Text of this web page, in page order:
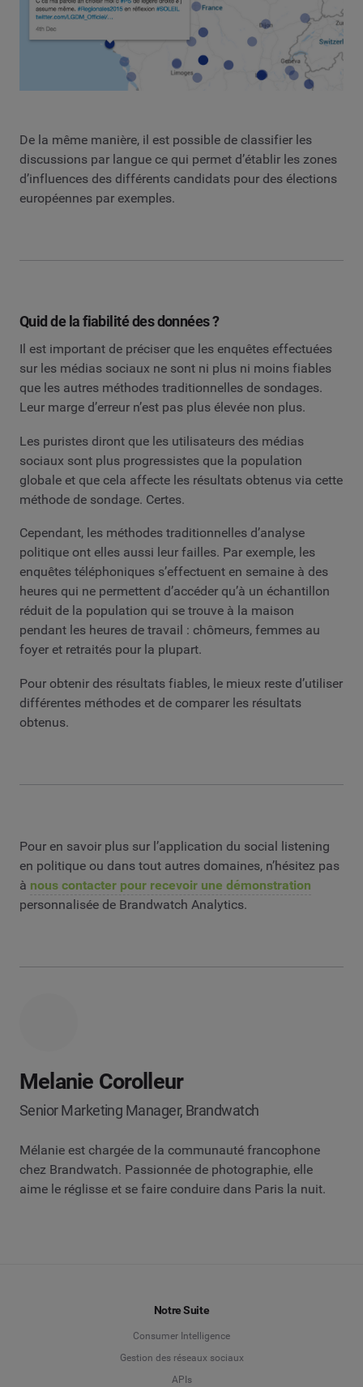
De la même manière, il est possible de classifier les
discussions par langue ce qui permet d’établir les zones
d’influences des différents candidats pour des élections
européennes par exemples.
Quid de la fiabilité des données ?
Il est important de préciser que les enquêtes effectuées
sur les médias sociaux ne sont ni plus ni moins fiables
que les autres méthodes traditionnelles de sondages.
Leur marge d’erreur n’est pas plus élevée non plus.
Les puristes diront que les utilisateurs des médias
sociaux sont plus progressistes que la population
globale et que cela affecte les résultats obtenus via cette
méthode de sondage. Certes.
Cependant, les méthodes traditionnelles d’analyse
politique ont elles aussi leur failles. Par exemple, les
enquêtes téléphoniques s’effectuent en semaine à des
heures qui ne permettent d’accéder qu’à un échantillon
réduit de la population qui se trouve à la maison
pendant les heures de travail : chômeurs, femmes au
foyer et retraités pour la plupart.
Pour obtenir des résultats fiables, le mieux reste d’utiliser
différentes méthodes et de comparer les résultats
obtenus.
Pour en savoir plus sur l’application du social listening
en politique ou dans tout autres domaines, n’hésitez pas
à nous contacter pour recevoir une démonstration
personnalisée de Brandwatch Analytics.
Melanie Corolleur
Senior Marketing Manager, Brandwatch
Mélanie est chargée de la communauté francophone
chez Brandwatch. Passionnée de photographie, elle
aime le réglisse et se faire conduire dans Paris la nuit.
Notre Suite
Consumer Intelligence
Gestion des réseaux sociaux
APIs